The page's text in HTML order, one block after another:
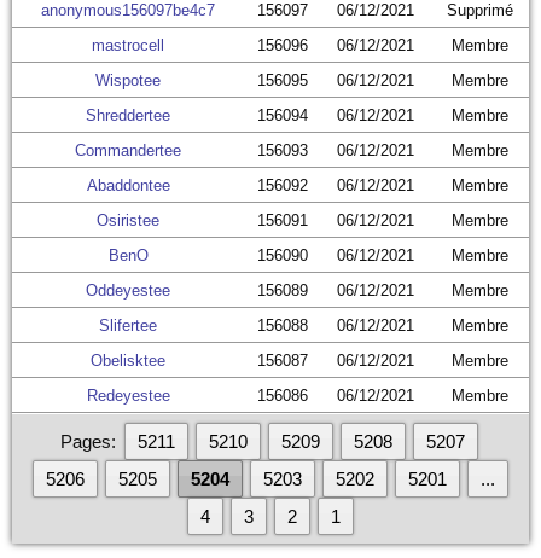
anonymous156097be4c7
156097 06/12/2021
Supprimé
mastrocell
156096 06/12/2021
Membre
Wispotee
156095 06/12/2021
Membre
Shreddertee
156094 06/12/2021
Membre
Commandertee
156093 06/12/2021
Membre
Abaddontee
156092 06/12/2021
Membre
Osiristee
156091 06/12/2021
Membre
BenO
156090 06/12/2021
Membre
Oddeyestee
156089 06/12/2021
Membre
Slifertee
156088 06/12/2021
Membre
Obelisktee
156087 06/12/2021
Membre
Redeyestee
156086 06/12/2021 Membre
Pages: 5211 5210 5209 5208
5207
5206
5205 5204 5203 5202 5201
...
4
3 2 1